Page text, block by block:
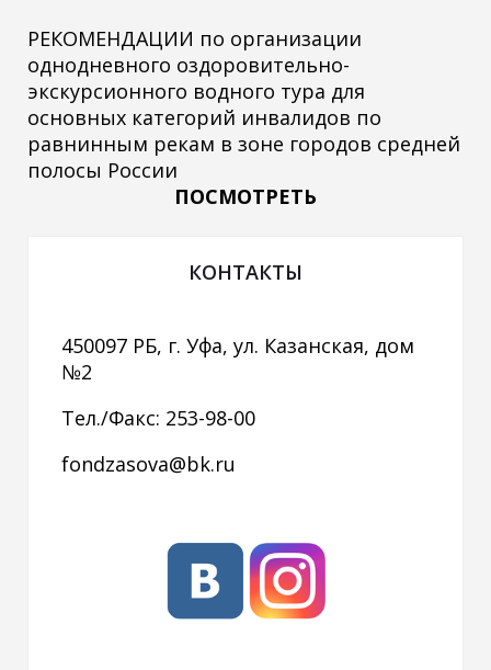
РЕКОМЕНДАЦИИ по организации
однодневного оздоровительно-
экскурсионного водного тура для
основных категорий инвалидов по
равнинным рекам в зоне городов средней
полосы России
ПОСМОТРЕТЬ
КОНТАКТЫ
450097 РБ, г. Уфа, ул. Казанская, дом
№2
Тел./Факс: 253-98-00
fondzasova@bk.ru